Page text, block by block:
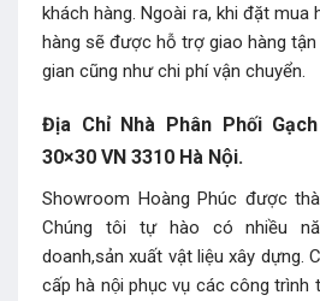
khách hàng. Ngoài ra, khi đặt mua
hàng sẽ được hỗ trợ giao hàng
gian cũng như chi phí vận chuyển.
Địa Chỉ Nhà Phân Phối
30×30 VN 3310 Hà Nội.
Showroom Hoàng Phúc được
Chúng tôi tự hào có nhiều
doanh,sản xuất vật liệu xây dựng.
cấp hà nội phục vụ các công trình